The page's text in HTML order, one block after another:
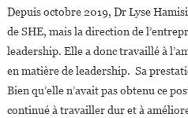
Depuis octobre 2019, Dr Lyse
de SHE, mais la direction de
leadership. Elle a donc travaillé à
en matière de leadership. Sa
Bien qu’elle n’avait pas obtenu ce
continué à travailler dur et à